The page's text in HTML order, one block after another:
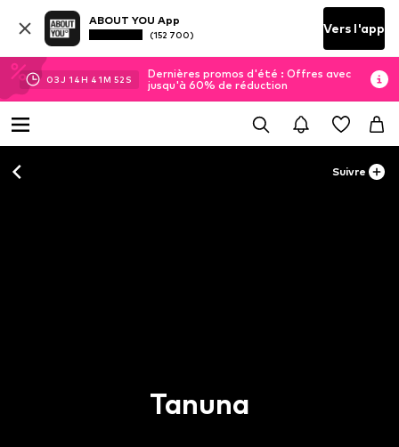
ABOUT YOU App
(152 700) Vers l'app
03J 14H 41M 50 S
Dernières promos d'été : Offres avec
jusqu'à 60% de réduction
Suivre
Tanuna